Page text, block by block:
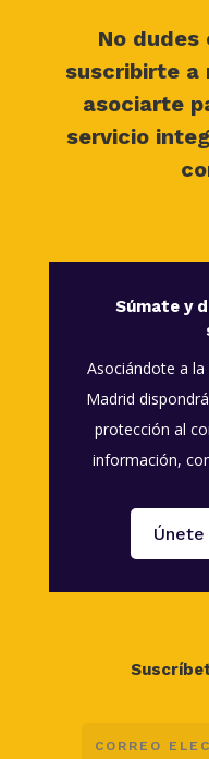
No
suscribirte a
asociarte
servicio
Súmate y
Asociándote a
Madrid
protección al
información,